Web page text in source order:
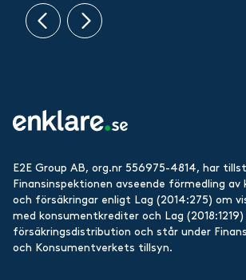
E2E Group AB, org.nr 556975-4814, har
Finansinspektionen avseende förmedling
och försäkringar enligt Lag (2014:275) om
med konsumentkrediter och Lag (2018:1219)
försäkringsdistribution och står under
och Konsumentverkets tillsyn.